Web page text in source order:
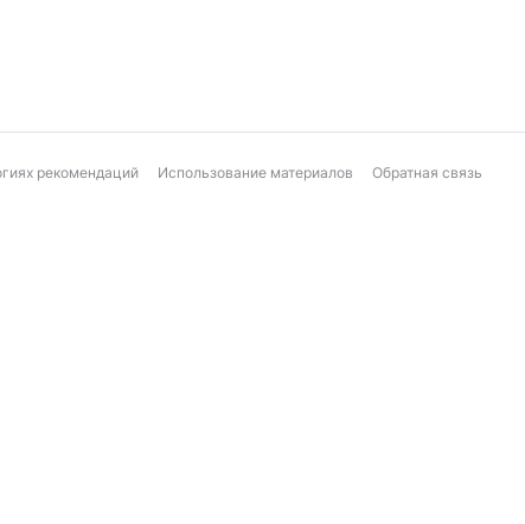
рекомендаций Использование материалов Обратная связь